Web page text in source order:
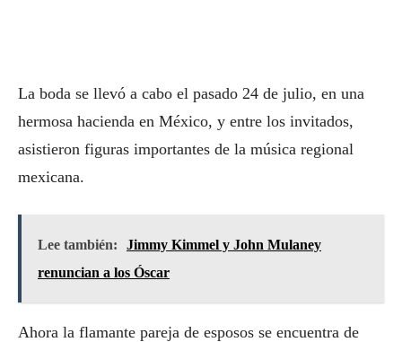
La boda se llevó a cabo el pasado 24 de julio, en una
hermosa hacienda en México, y entre los invitados,
asistieron figuras importantes de la música regional
mexicana.
Lee también:
Jimmy Kimmel y John Mulaney
renuncian a los Óscar
Ahora la flamante pareja de esposos se encuentra de